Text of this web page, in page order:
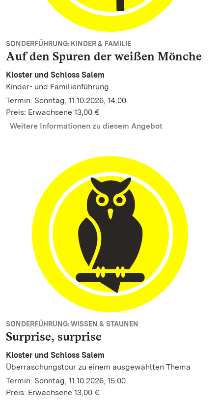
SONDERFÜHRUNG: KINDER & FAMILIE
Auf den Spuren der weißen Mönche
Kloster und Schloss Salem
Kinder- und Familienführung
Termin: Sonntag, 11.10.2026, 14:00
Preis: Erwachsene 13,00 €
Weitere Informationen zu diesem Angebot
SONDERFÜHRUNG: WISSEN & STAUNEN
Surprise, surprise
Kloster und Schloss Salem
Überraschungstour zu einem ausgewählten Thema
Termin: Sonntag, 11.10.2026, 15:00
Preis: Erwachsene 13,00 €